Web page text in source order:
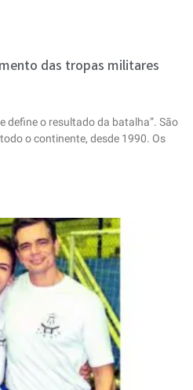
das tropas militares
define o resultado da batalha”. São
o continente, desde 1990. Os